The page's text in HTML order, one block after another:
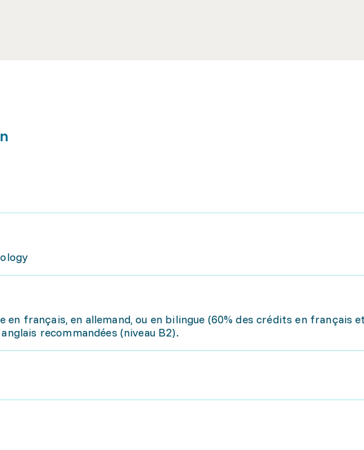
français, en allemand, ou en bilingue (60% des crédits en français
recommandées (niveau B2).